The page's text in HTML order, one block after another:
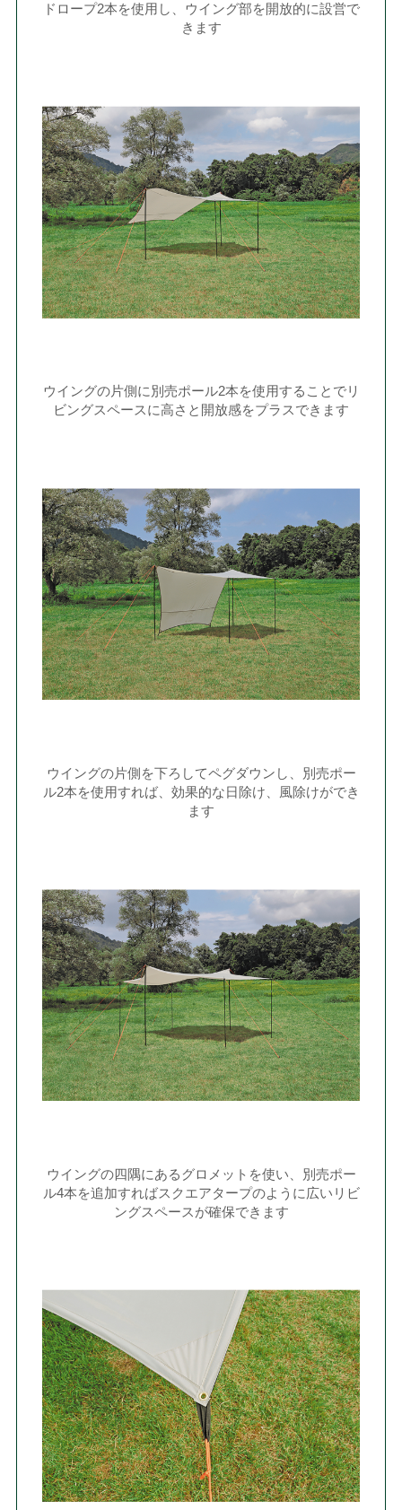
ドロープ2本を使用し、ウイング部を開放的に設営で
きます
ウイングの片側に別売ポール2本を使用することでリ
ビングスペースに高さと開放感をプラスできます
ウイングの片側を下ろしてペグダウンし、別売ポー
ル2本を使用すれば、効果的な日除け、風除けができ
ます
ウイングの四隅にあるグロメットを使い、別売ポー
ル4本を追加すればスクエアタープのように広いリビ
ングスペースが確保できます